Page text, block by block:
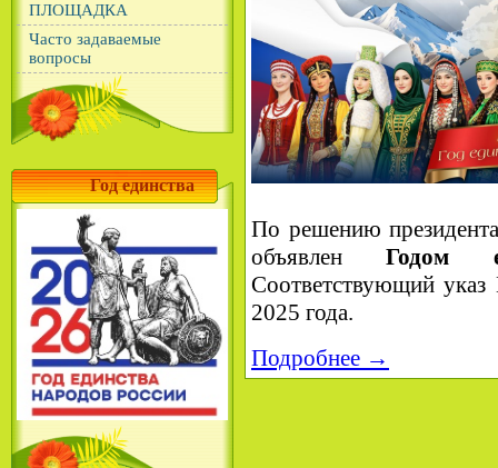
ПЛОЩАДКА
Часто задаваемые
вопросы
Год единства
По решению
объявленГодом
Соответствующий
2025 года.
Подробнее →